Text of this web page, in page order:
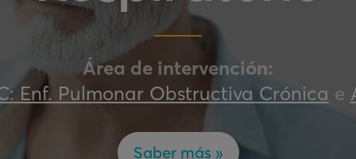
Área de intervención:
Enf. Pulmonar Obstructiva Crónica e
Saber más »